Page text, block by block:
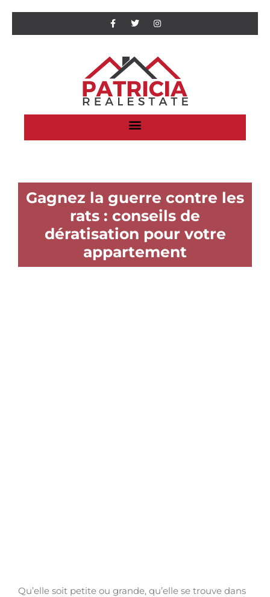
Gagnez la guerre contre les
rats : conseils de
dératisation pour votre
appartement
Qu’elle soit petite ou grande, qu’elle se trouve dans